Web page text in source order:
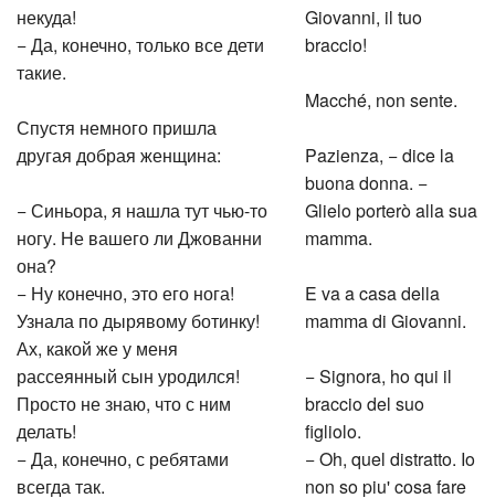
некуда!
− Да, конечно, только все дети
такие.
Спустя немного пришла
другая добрая женщина:
− Синьора, я нашла тут чью-то
ногу. Не вашего ли Джованни
она?
− Ну конечно, это его нога!
Узнала по дырявому ботинку!
Ах, какой же у меня
рассеянный сын уродился!
Просто не знаю, что с ним
делать!
− Да, конечно, с ребятами
всегда так.
Giovanni, il tuo
braccio!
Macché, non sente.
Pazienza, − dice la
buona donna. −
Glielo porterò alla sua
mamma.
E va a casa della
mamma di Giovanni.
− Signora, ho qui il
braccio del suo
figliolo.
− Oh, quel distratto. Io
non so piu' cosa fare